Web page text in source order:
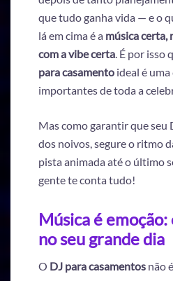
que tudo ganha vida — e o
lá em cima é a música certa,
com a vibe certa. É por isso
para casamento ideal é
importantes de toda a
Mas como garantir que seu
dos noivos, segure o ritmo
pista animada até o último
gente te conta tudo!
Música é emoção:
no seu grande dia
O DJ para casamentos não